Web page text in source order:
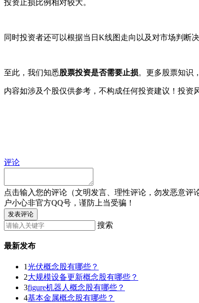
投资止损比例相对较大。
同时投资者还可以根据当日K线图走向以及对市场判断
至此，我们知悉股票投资是否需要止损。更多股票知识
内容如涉及个股仅供参考，不构成任何投资建议！投资
评论
点击输入您的评论（文明发言、理性评论，勿发恶意评
户小心非官方QQ号，谨防上当受骗！
发表评论
搜索
最新发布
1光伏概念股有哪些？
2大规模设备更新概念股有哪些？
3figure机器人概念股有哪些？
4基本金属概念股有哪些？